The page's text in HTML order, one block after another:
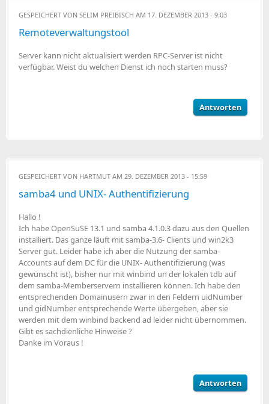
GESPEICHERT VON SELIM PREIBISCH AM 17. DEZEMBER 2013 - 9:03
Remoteverwaltungstool
Server kann nicht aktualisiert werden RPC-Server ist nicht
verfügbar. Weist du welchen Dienst ich noch starten muss?
Antworten
GESPEICHERT VON HARTMUT AM 29. DEZEMBER 2013 - 15:59
samba4 und UNIX- Authentifizierung
Hallo !
Ich habe OpenSuSE 13.1 und samba 4.1.0.3 dazu aus den Quellen
installiert. Das ganze läuft mit samba-3.6- Clients und win2k3
Server gut. Leider habe ich aber die Nutzung der samba-
Accounts auf dem DC für die UNIX- Authentifizierung (was
gewünscht ist), bisher nur mit winbind un der lokalen tdb auf
dem samba-Memberservern installieren können. Ich habe den
entsprechenden Domainusern zwar in den Feldern uidNumber
und gidNumber entsprechende Werte übergeben, aber sie
werden mit dem winbind backend ad leider nicht übernommen.
Gibt es sachdienliche Hinweise ?
Danke im Voraus !
Antworten